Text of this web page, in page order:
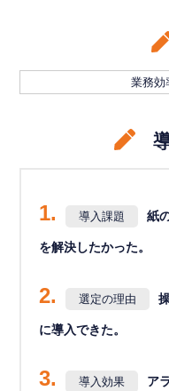
業務効
1. 導入課題 紙
を解決したかった。
2. 選定の理由
に導入できた。
3. 導入効果 ア